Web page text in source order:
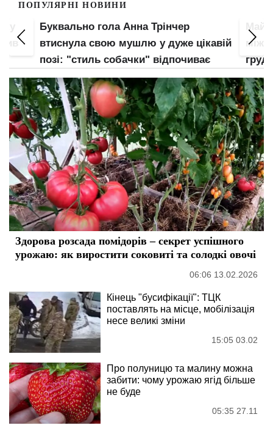
ПОПУЛЯРНІ НОВИНИ
Буквально гола Анна Трінчер
втиснула свою мушлю у дуже цікавій
позі: "стиль собачки" відпочиває
між
Здорова розсада помідорів – секрет успішного
урожаю: як виростити соковиті та солодкі овочі
06:06 13.02.2026
Кінець "бусифікації": ТЦК
поставлять на місце, мобілізація
несе великі зміни
15:05 03.02
Про полуницю та малину можна
забити: чому урожаю ягід більше
не буде
05:35 27.11